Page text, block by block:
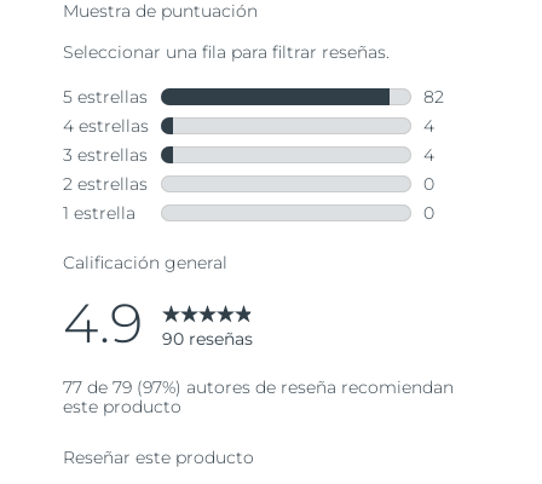
valoración.
Enlace
misma
página.